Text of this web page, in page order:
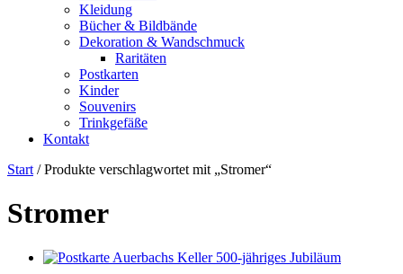
Kleidung
Bücher & Bildbände
Dekoration & Wandschmuck
Raritäten
Postkarten
Kinder
Souvenirs
Trinkgefäße
Kontakt
Start / Produkte verschlagwortet mit „Stromer“
Stromer